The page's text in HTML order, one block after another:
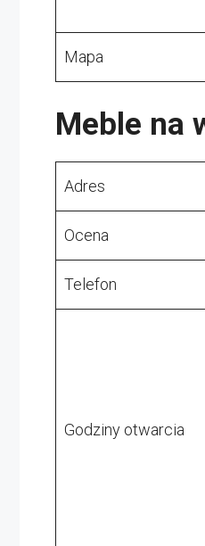
Mapa
Meble na
Adres
Ocena
Telefon
Godziny otwarcia